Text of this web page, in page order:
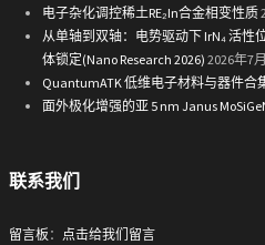
电子杂化调控稀土RE₂In合金相变性质
从单轴到双轴：电势驱动下 IrN₄ 活性
体锁定(Nano Research 2026) 2026年7
QuantumATK 低维电子材料与器件合
面外极化增强的亚 5 nm Janus
联系我们
留言板 ： 点击给我们留言